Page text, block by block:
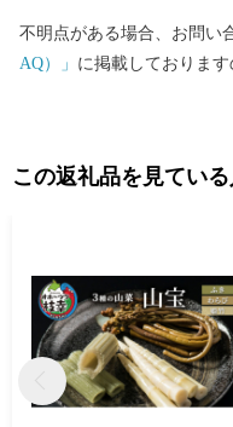
不明点がある場合、お問い
AQ）」 に掲載しております
この返礼品を見てい